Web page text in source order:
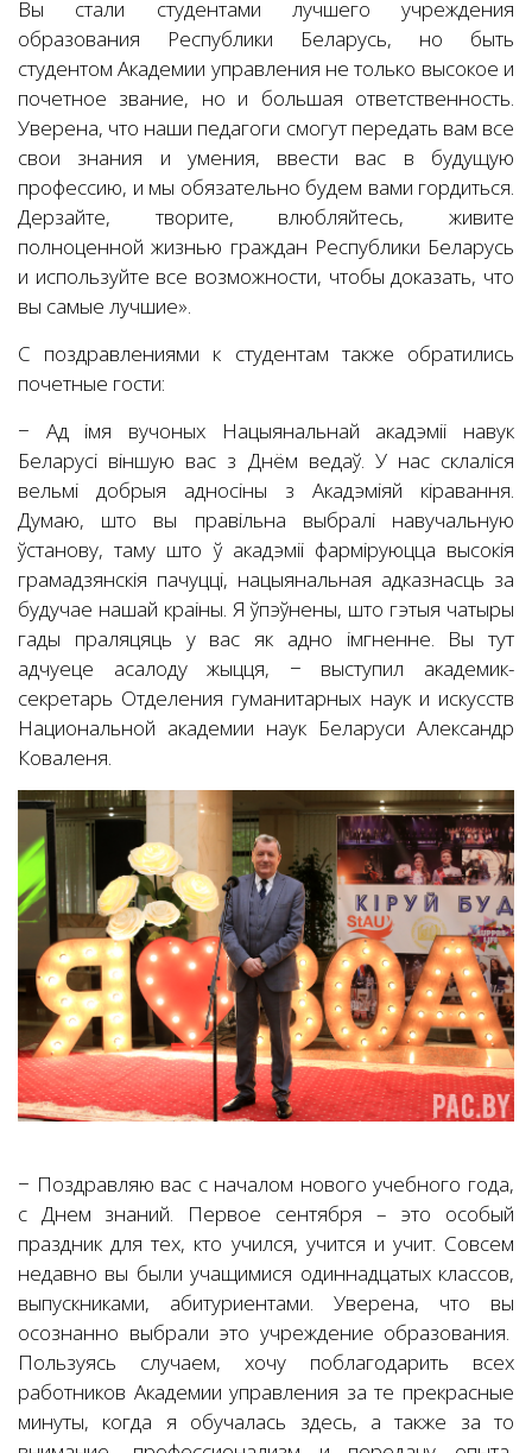
Вы стали студентами лучшего учреждения
образования Республики Беларусь, но быть
студентом Академии управления не только высокое и
почетное звание, но и большая ответственность.
Уверена, что наши педагоги смогут передать вам все
свои знания и умения, ввести вас в будущую
профессию, и мы обязательно будем вами гордиться.
Дерзайте, творите, влюбляйтесь, живите
полноценной жизнью граждан Республики Беларусь
и используйте все возможности, чтобы доказать, что
вы самые лучшие».
С поздравлениями к студентам также обратились
почетные гости:
− Ад імя вучоных Нацыянальнай акадэміі навук
Беларусі віншую вас з Днём ведаў. У нас склаліся
вельмі добрыя адносіны з Акадэміяй кіравання.
Думаю, што вы правільна выбралі навучальную
ўстанову, таму што ў акадэміі фарміруюцца высокія
грамадзянскія пачуцці, нацыянальная адказнасць за
будучае нашай краіны. Я ўпэўнены, што гэтыя чатыры
гады праляцяць у вас як адно імгненне. Вы тут
адчуеце асалоду жыцця, − выступил академик-
секретарь Отделения гуманитарных наук и искусств
Национальной академии наук Беларуси Александр
Коваленя.
− Поздравляю вас с началом нового учебного года,
с Днем знаний. Первое сентября – это особый
праздник для тех, кто учился, учится и учит. Совсем
недавно вы были учащимися одиннадцатых классов,
выпускниками, абитуриентами. Уверена, что вы
осознанно выбрали это учреждение образования.
Пользуясь случаем, хочу поблагодарить всех
работников Академии управления за те прекрасные
минуты, когда я обучалась здесь, а также за то